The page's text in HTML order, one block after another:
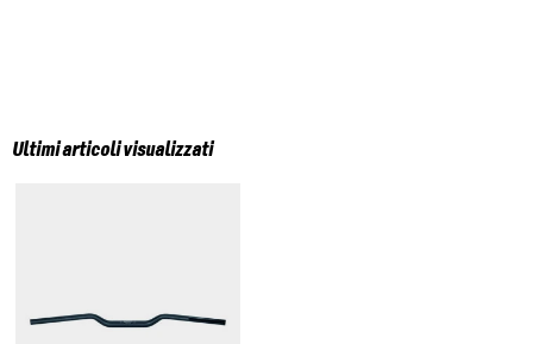
Ultimi articoli visualizzati